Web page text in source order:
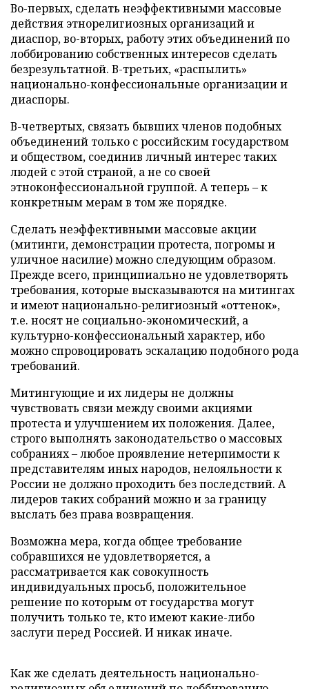
Во-первых, сделать неэффективными массовые
действия этнорелигиозных организаций и
диаспор, во-вторых, работу этих объединений по
лоббированию собственных интересов сделать
безрезультатной. В-третьих, «распылить»
национально-конфессиональные организации и
диаспоры.
В-четвертых, связать бывших членов подобных
объединений только с российским государством
и обществом, соединив личный интерес таких
людей с этой страной, а не со своей
этноконфессиональной группой. А теперь – к
конкретным мерам в том же порядке.
Сделать неэффективными массовые акции
(митинги, демонстрации протеста, погромы и
уличное насилие) можно следующим образом.
Прежде всего, принципиально не удовлетворять
требования, которые высказываются на митингах
и имеют национально-религиозный «оттенок»,
т.е. носят не социально-экономический, а
культурно-конфессиональный характер, ибо
можно спровоцировать эскалацию подобного рода
требований.
Митингующие и их лидеры не должны
чувствовать связи между своими акциями
протеста и улучшением их положения. Далее,
строго выполнять законодательство о массовых
собраниях – любое проявление нетерпимости к
представителям иных народов, нелояльности к
России не должно проходить без последствий. А
лидеров таких собраний можно и за границу
выслать без права возвращения.
Возможна мера, когда общее требование
собравшихся не удовлетворяется, а
рассматривается как совокупность
индивидуальных просьб, положительное
решение по которым от государства могут
получить только те, кто имеют какие-либо
заслуги перед Россией. И никак иначе.
Как же сделать деятельность национально-